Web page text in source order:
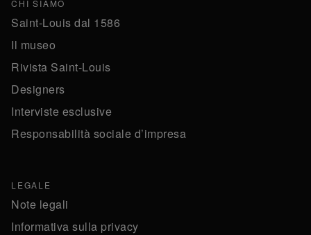
CHI SIAMO
Saint-Louis dal 1586
Il museo
Rivista Saint-Louis
Designers
Interviste esclusive
Responsabilità sociale d’impresa
LEGALE
Note legali
Informativa sulla privacy